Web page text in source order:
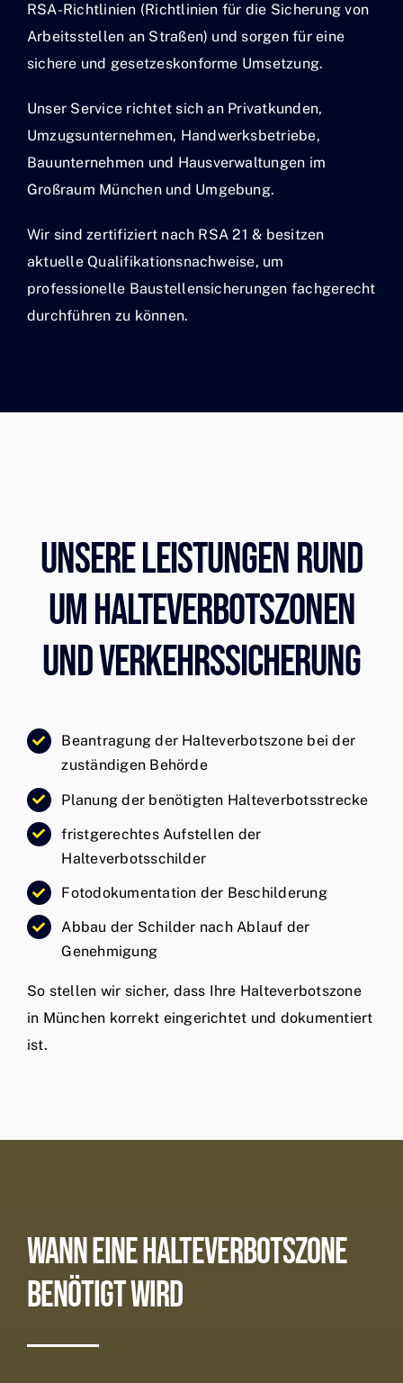
RSA-Richtlinien (Richtlinien für die Sicherung von
Arbeitsstellen an Straßen) und sorgen für eine
sichere und gesetzeskonforme Umsetzung.
Unser Service richtet sich an Privatkunden,
Umzugsunternehmen, Handwerksbetriebe,
Bauunternehmen und Hausverwaltungen im
Großraum München und Umgebung.
Wir sind zertifiziert nach RSA 21 & besitzen
aktuelle Qualifikationsnachweise, um
professionelle Baustellensicherungen fachgerecht
durchführen zu können.
Unsere Leistungen Rund
Um Halteverbotszonen
Und Verkehrssicherung
Beantragung der Halteverbotszone bei der
zuständigen Behörde
Planung der benötigten Halteverbotsstrecke
fristgerechtes Aufstellen der
Halteverbotsschilder
Fotodokumentation der Beschilderung
Abbau der Schilder nach Ablauf der
Genehmigung
So stellen wir sicher, dass Ihre Halteverbotszone
in München korrekt eingerichtet und dokumentiert
ist.
Wann Eine Halteverbotszone
Benötigt Wird